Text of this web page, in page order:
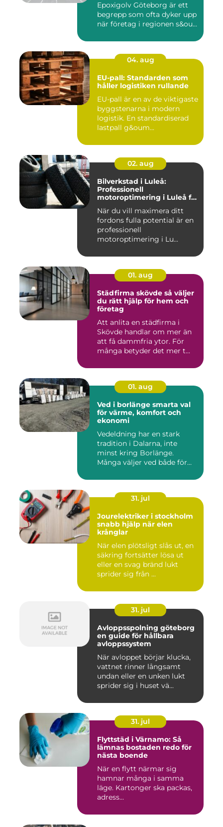
Epoxigolv Göteborg är ett
begrepp som ofta dyker upp
när företag i regionen s&ou...
04. aug
EU-pall: Standarden som
håller logistiken rullande
EU-pall är en av de viktigaste
byggstenarna i modern
logistik. En standardiserad
lastpall g&oum...
02. aug
Bilverkstad i Luleå:
Professionell
motoroptimering i Luleå för
När du vill maximera ditt
fordons fulla potential är en
professionell
motoroptimering i Lu...
01. aug
Städfirma skövde så väljer
du rätt hjälp för hem och
företag
Att anlita en städfirma i
Skövde handlar om mer än
att få dammfria ytor. För
många betyder det mer t...
01. aug
Ved i borlänge smarta val
för värme, komfort och
ekonomi
Vedeldning har en stark
tradition i Dalarna, inte
minst kring Borlänge.
Många väljer ved både för
31. jul
Jourelektriker i stockholm
snabb hjälp när elen
krånglar
När elen plötsligt slås ut, en
säkring fortsätter lösa ut
eller en svag bränd lukt
sprider sig från ...
31. jul
Avloppsspolning göteborg
en guide för hållbara
avloppssystem
När avloppet börjar klucka,
vattnet rinner långsamt
undan eller en unken lukt
sprider sig i huset vä...
31. jul
Flyttstäd i Värnamo: Så
lämnas bostaden redo för
nästa boende
När en flytt närmar sig
hamnar många i samma
läge. Kartonger ska packas,
adress...